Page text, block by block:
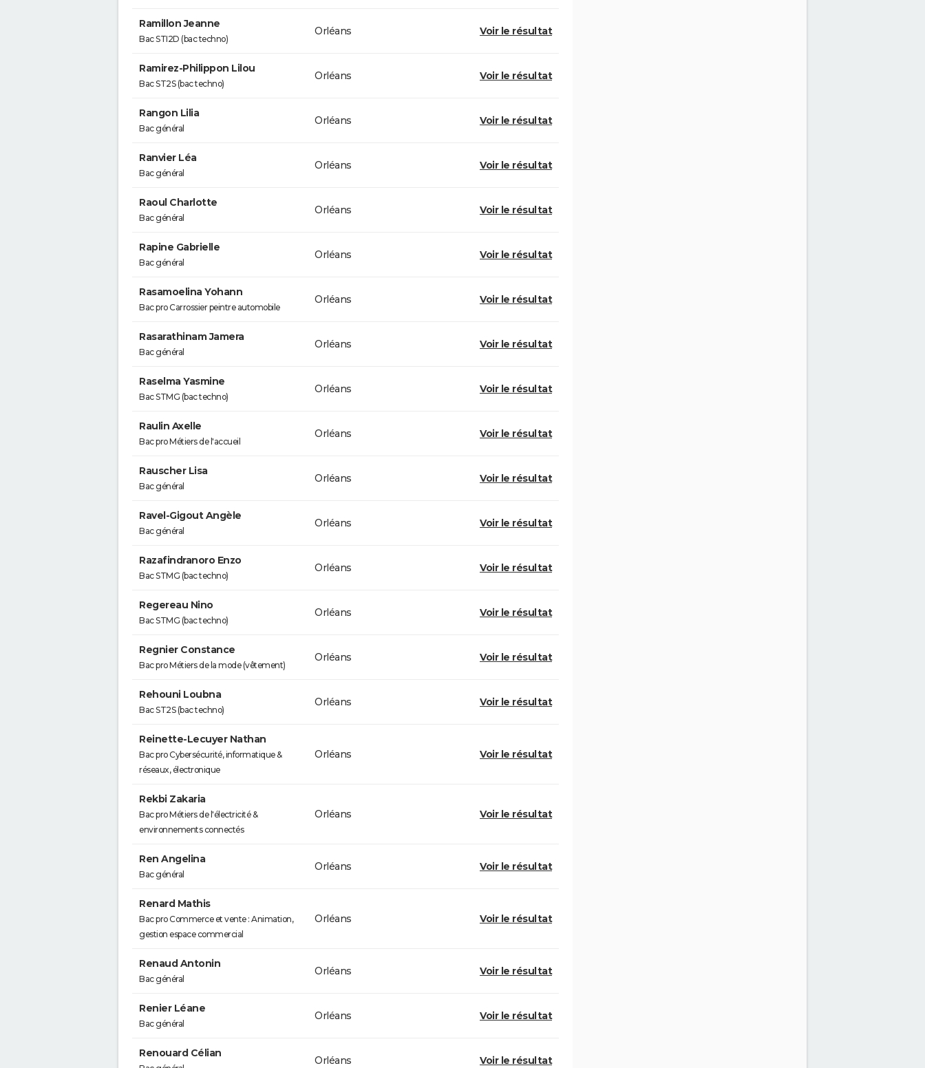
Ramillon Jeanne
Bac STI2D (bac techno)
Orléans Voir le résultat
Ramirez-Philippon Lilou
Bac ST2S (bac techno)
Orléans Voir le résultat
Rangon Lilia
Bac général
Orléans Voir le résultat
Ranvier Léa
Bac général
Orléans Voir le résultat
Raoul Charlotte
Bac général
Orléans Voir le résultat
Rapine Gabrielle
Bac général
Orléans Voir le résultat
Rasamoelina Yohann
Bac pro Carrossier peintre automobile
Orléans Voir le résultat
Rasarathinam Jamera
Bac général
Orléans Voir le résultat
Raselma Yasmine
Bac STMG (bac techno)
Orléans Voir le résultat
Raulin Axelle
Bac pro Métiers de l'accueil
Orléans Voir le résultat
Rauscher Lisa
Bac général
Orléans Voir le résultat
Ravel-Gigout Angèle
Bac général
Orléans Voir le résultat
Razafindranoro Enzo
Bac STMG (bac techno)
Orléans Voir le résultat
Regereau Nino
Bac STMG (bac techno)
Orléans Voir le résultat
Regnier Constance
Bac pro Métiers de la mode (vêtement)
Orléans Voir le résultat
Rehouni Loubna
Bac ST2S (bac techno)
Orléans Voir le résultat
Reinette-Lecuyer Nathan
Bac pro Cybersécurité, informatique &
réseaux, électronique
Orléans Voir le résultat
Rekbi Zakaria
Bac pro Métiers de l'électricité &
environnements connectés
Orléans Voir le résultat
Ren Angelina
Bac général
Orléans Voir le résultat
Renard Mathis
Bac pro Commerce et vente : Animation,
gestion espace commercial
Orléans Voir le résultat
Renaud Antonin
Bac général
Orléans Voir le résultat
Renier Léane
Bac général
Orléans Voir le résultat
Renouard Célian
Orléans Voir le résultat